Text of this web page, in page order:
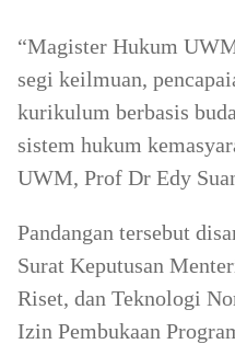
“Magister Hukum
segi keilmuan,
kurikulum berbasis
sistem hukum
UWM, Prof Dr Edy
Pandangan tersebut
Surat Keputusan
Riset, dan Teknologi
Izin Pembukaan